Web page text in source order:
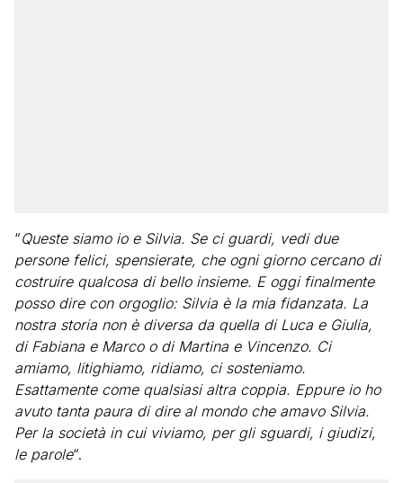
“Queste siamo io e Silvia. Se ci guardi, vedi due
persone felici, spensierate, che ogni giorno cercano di
costruire qualcosa di bello insieme. E oggi finalmente
posso dire con orgoglio: Silvia è la mia fidanzata. La
nostra storia non è diversa da quella di Luca e Giulia,
di Fabiana e Marco o di Martina e Vincenzo. Ci
amiamo, litighiamo, ridiamo, ci sosteniamo.
Esattamente come qualsiasi altra coppia. Eppure io ho
avuto tanta paura di dire al mondo che amavo Silvia.
Per la società in cui viviamo, per gli sguardi, i giudizi,
le parole“.